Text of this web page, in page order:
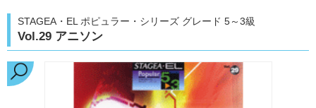
STAGEA・EL ポピュラー・シリーズ グレード 5～3級
Vol.29 アニソン